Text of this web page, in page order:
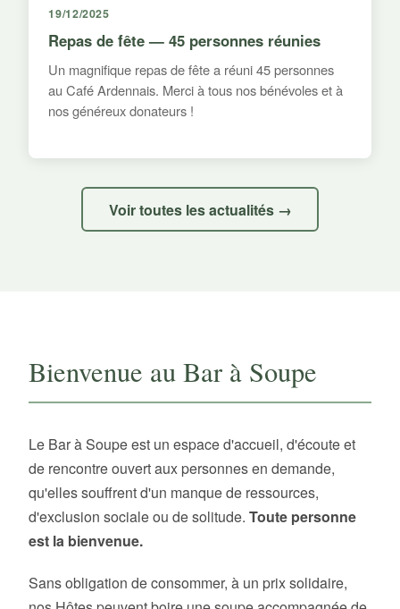
19/12/2025
Repas de fête — 45 personnes réunies
Un magnifique repas de fête a réuni 45 personnes
au Café Ardennais. Merci à tous nos bénévoles et à
nos généreux donateurs !
Voir toutes les actualités →
Bienvenue au Bar à Soupe
Le Bar à Soupe est un espace d'accueil, d'écoute et
de rencontre ouvert aux personnes en demande,
qu'elles souffrent d'un manque de ressources,
d'exclusion sociale ou de solitude. Toute personne
est la bienvenue.
Sans obligation de consommer, à un prix solidaire,